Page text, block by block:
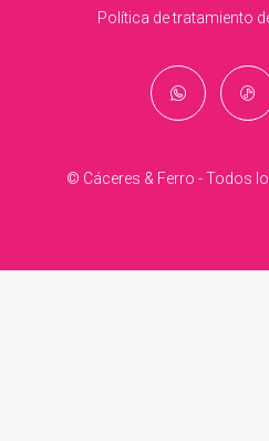
Política de tratamiento
© Cáceres & Ferro - Todos